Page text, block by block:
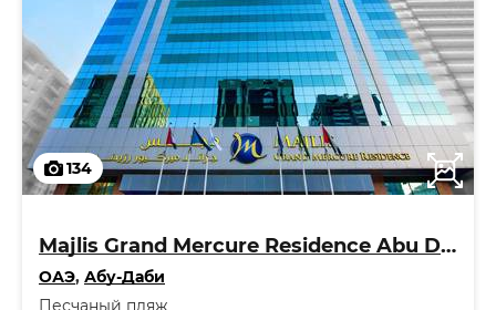
134
Majlis Grand Mercure Residence Abu Dhabi 5*
ОАЭ, Абу-Даби
Песчаный пляж